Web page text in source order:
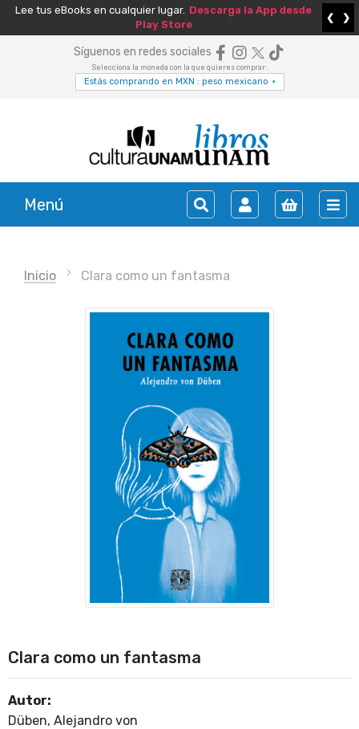
Lee tus eBooks en cualquier lugar. Descarga la App desde
Play Store
❮ ❯
Síguenos en redes sociales
Selecciona la moneda con la que quieres comprar:
Estás comprando en MXN : peso mexicano ▾
Menú
Inicio Clara como un fantasma
Clara como un fantasma
Autor:
Düben, Alejandro von